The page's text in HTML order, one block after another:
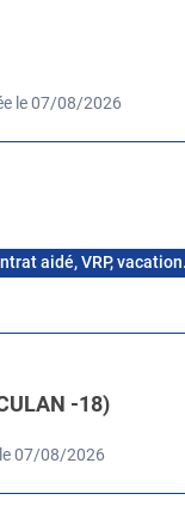
le 07/08/2026
aidé, VRP,
-18)
07/08/2026